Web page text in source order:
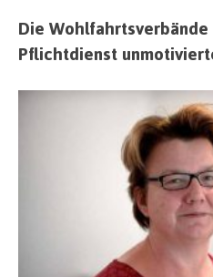
Die
Pflichtdienst